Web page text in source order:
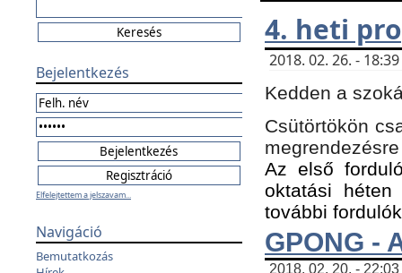
Bejelentkezés
Elfelejtettem a jelszavam...
Navigáció
Bemutatkozás
4. heti
2018. 02. 26. -
Kedden a
Csütörtökön
Az első
oktatási
további
GPONG -
2018. 02. 20. -